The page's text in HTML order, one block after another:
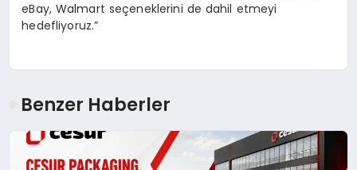
eBay, Walmart seçeneklerini de dahil etmeyi
hedefliyoruz.”
Benzer Haberler